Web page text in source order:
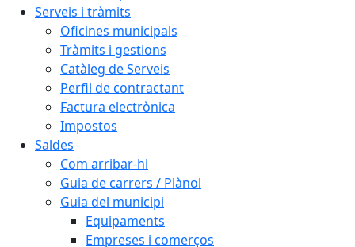
Serveis i tràmits
Oficines municipals
Tràmits i gestions
Catàleg de Serveis
Perfil de contractant
Factura electrònica
Impostos
Saldes
Com arribar-hi
Guia de carrers / Plànol
Guia del municipi
Equipaments
Empreses i comerços